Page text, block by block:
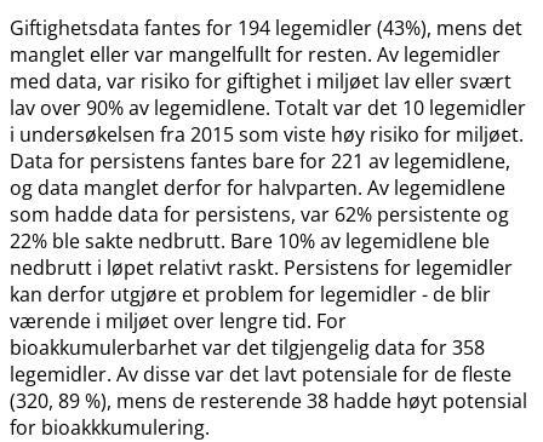
Giftighetsdata fantes for 194 legemidler (43%), mens det
manglet eller var mangelfullt for resten. Av legemidler
med data, var risiko for giftighet i miljøet lav eller svært
lav over 90% av legemidlene. Totalt var det 10 legemidler
i undersøkelsen fra 2015 som viste høy risiko for miljøet.
Data for persistens fantes bare for 221 av legemidlene,
og data manglet derfor for halvparten. Av legemidlene
som hadde data for persistens, var 62% persistente og
22% ble sakte nedbrutt. Bare 10% av legemidlene ble
nedbrutt i løpet relativt raskt. Persistens for legemidler
kan derfor utgjøre et problem for legemidler - de blir
værende i miljøet over lengre tid. For
bioakkumulerbarhet var det tilgjengelig data for 358
legemidler. Av disse var det lavt potensiale for de fleste
(320, 89 %), mens de resterende 38 hadde høyt potensial
for bioakkkumulering.